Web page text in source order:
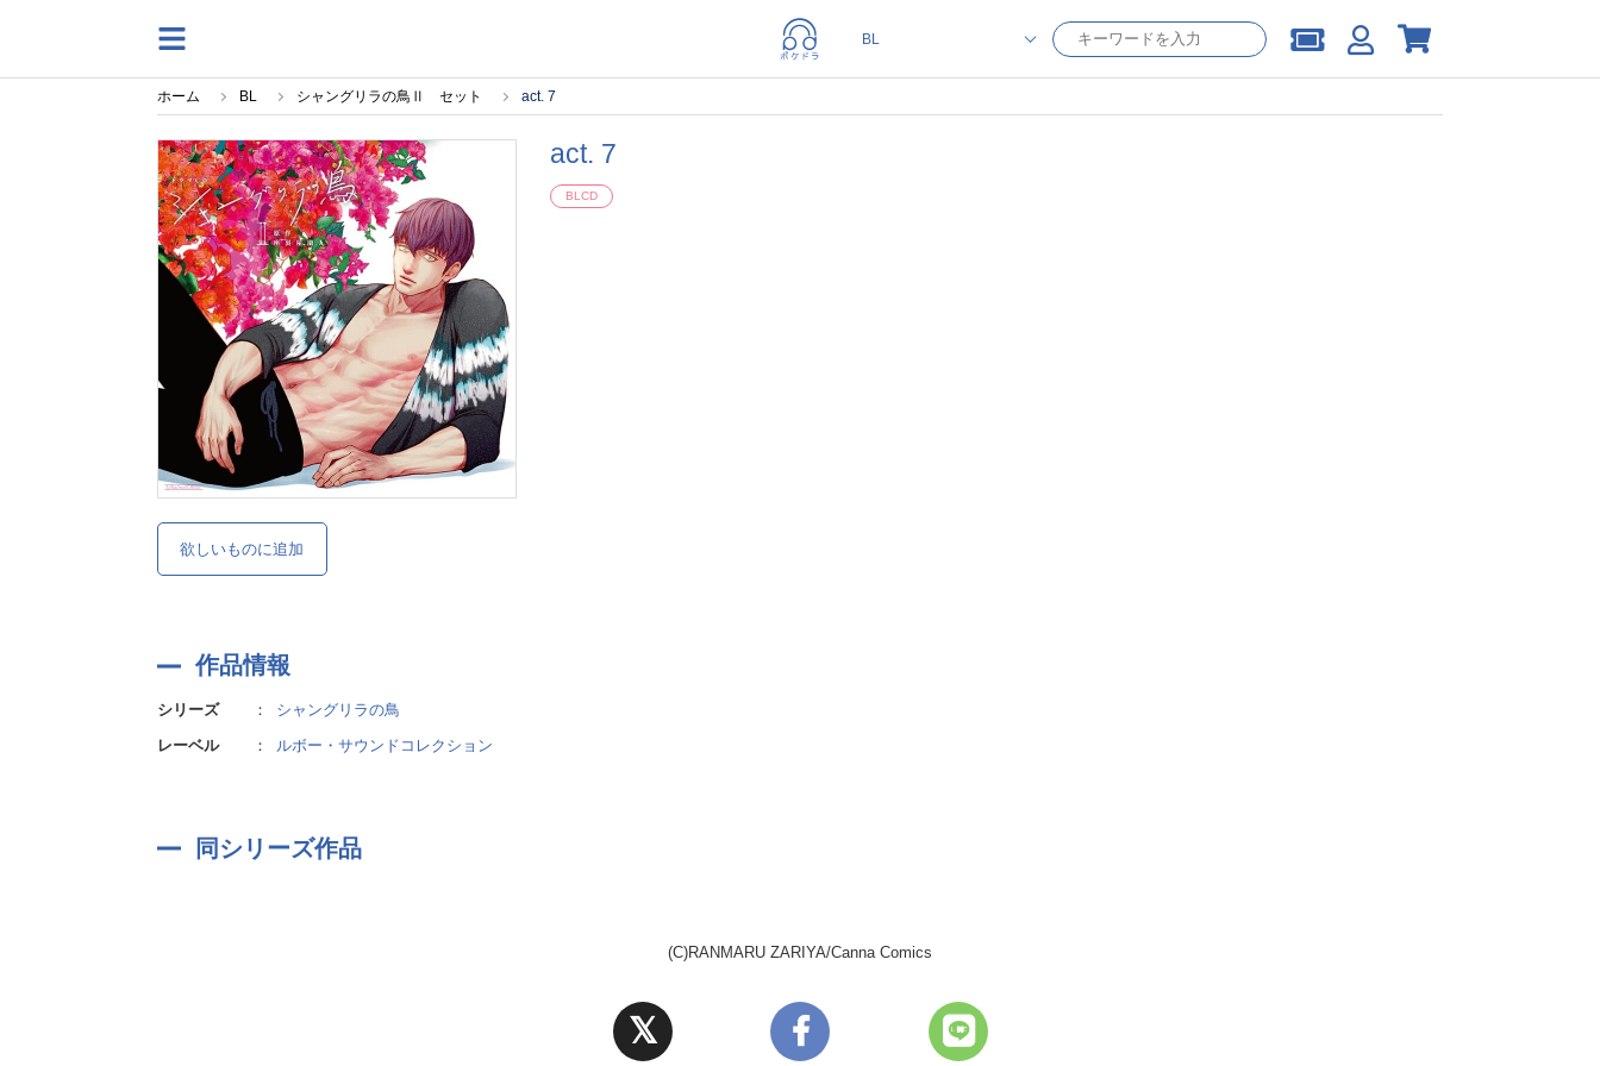
ホーム BL シャングリラの鳥Ⅱ セット act. 7
欲しいものに追加
act. 7
BLCD
作品情報
シリーズ ：
シャングリラの鳥
レーベル
： ルボー・サウンドコレクション
同シリーズ作品
(C)RANMARU ZARIYA/Canna Comics